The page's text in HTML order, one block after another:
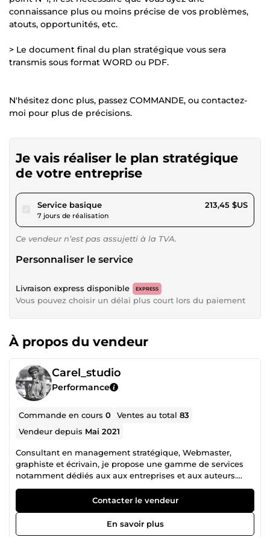
connaissance plus ou moins précise de vos problèmes,
atouts, opportunités, etc.
> Le document final du plan stratégique vous sera
transmis sous format WORD ou PDF.
N'hésitez donc plus, passez COMMANDE, ou contactez-
moi pour plus de précisions.
Je vais réaliser le plan stratégique
de votre entreprise
Service basiquepour 196,73 $US
7 jours de réalisation
213,45 $US
Ce vendeur n’est pas assujetti à la TVA.
Personnaliser le service
Livraison express disponible EXPRESS
Vous pouvez choisir un délai plus court lors du paiement
À propos du vendeur
Carel_studio
Performance
Commande en cours0 Ventes au total83
Vendeur depuis Mai 2021
Consultant en management stratégique, Webmaster,
graphiste et écrivain, je propose une gamme de services
notamment dédiés aux aux entreprises et aux auteurs.
Qualité, Rapidité, et Compétitivité constituent ma devise.
Contacter le vendeur
En savoir plus